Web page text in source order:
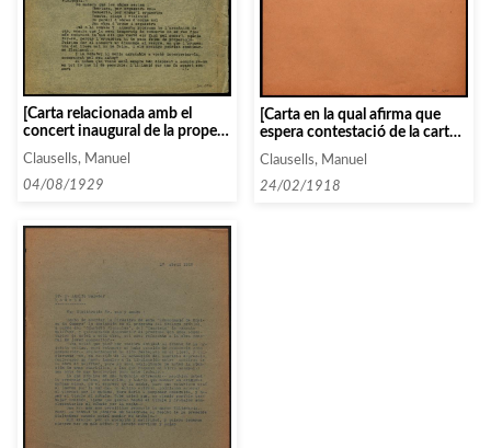
[Carta relacionada amb el
concert inaugural de la propera
temporada]
Clausells, Manuel
04/08/1929
[Carta en la qual afirma que
espera contestació de la carta i
el telegrama enviats]
Clausells, Manuel
24/02/1918